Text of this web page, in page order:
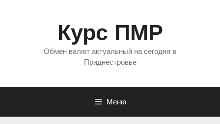
Курс ПМР
Обмен валют актуальный на сегодня в
Приднестровье
Меню